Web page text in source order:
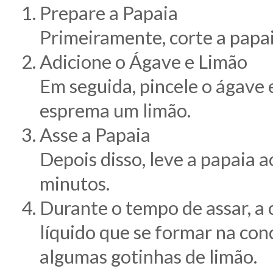
Prepare a Papaia
Primeiramente, corte a
Adicione o Ágave e Limão
Em seguida, pincele o
esprema um limão.
Asse a Papaia
Depois disso, leve a papaia
minutos.
Durante o tempo de assar,
líquido que se formar na
algumas gotinhas de limão.